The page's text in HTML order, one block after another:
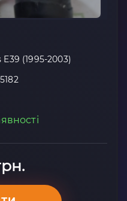
E39 (1995-2003)